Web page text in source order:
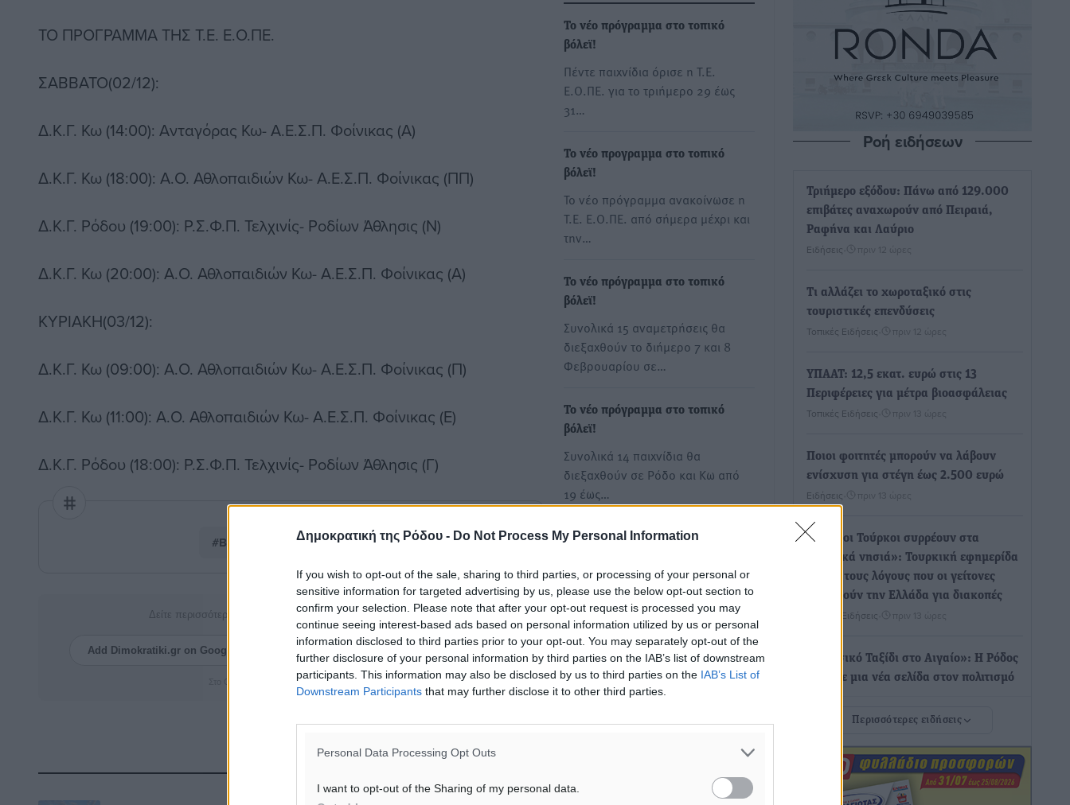
Δημοκρατική της Ρόδου - Do Not Process My Personal Information
If you wish to opt-out of the sale, sharing to third parties, or processing of your personal or
sensitive information for targeted advertising by us, please use the below opt-out section to
confirm your selection. Please note that after your opt-out request is processed you may
continue seeing interest-based ads based on personal information utilized by us or personal
information disclosed to third parties prior to your opt-out. You may separately opt-out of the
further disclosure of your personal information by third parties on the IAB’s list of downstream
participants. This information may also be disclosed by us to third parties on the IAB’s List of
Downstream Participants that may further disclose it to other third parties.
Personal Data Processing Opt Outs
I want to opt-out of the Sharing of my personal data.
ΤΟ ΠΡΟΓΡΑΜΜΑ ΤΗΣ Τ.Ε. Ε.Ο.ΠΕ.
ΣΑΒΒΑΤΟ(02/12):
Δ.Κ.Γ. Κω (14:00): Ανταγόρας Κω- Α.Ε.Σ.Π. Φοίνικας (Α)
Δ.Κ.Γ. Κω (18:00): Α.Ο. Αθλοπαιδιών Κω- Α.Ε.Σ.Π. Φοίνικας (ΠΠ)
Δ.Κ.Γ. Ρόδου (19:00): Ρ.Σ.Φ.Π. Τελχινίς- Ροδίων Άθλησις (Ν)
Δ.Κ.Γ. Κω (20:00): Α.Ο. Αθλοπαιδιών Κω- Α.Ε.Σ.Π. Φοίνικας (Α)
ΚΥΡΙΑΚΗ(03/12):
Δ.Κ.Γ. Κω (09:00): Α.Ο. Αθλοπαιδιών Κω- Α.Ε.Σ.Π. Φοίνικας (Π)
Δ.Κ.Γ. Κω (11:00): Α.Ο. Αθλοπαιδιών Κω- Α.Ε.Σ.Π. Φοίνικας (Ε)
Δ.Κ.Γ. Ρόδου (18:00): Ρ.Σ.Φ.Π. Τελχινίς- Ροδίων Άθλησις (Γ)
#Βόλεϊ #Ρόδος #Κως
Δείτε περισσότερα άρθρα μας στα αποτελέσματα αναζήτησης
Add Dimokratiki.gr on Google ↗ Ακολουθήστε μας στο Google News ★ ↗
Στο Google News πατήστε ★ Ακολουθήστε
Το νέο πρόγραμμα στο τοπικό
βόλεϊ!
Πέντε παιχνίδια όρισε η Τ.Ε.
Ε.Ο.ΠΕ. για το τριήμερο 29 έως
31…
Το νέο προγραμμα στο τοπικό
βόλεϊ!
Το νέο πρόγραμμα ανακοίνωσε η
Τ.Ε. Ε.Ο.ΠΕ. από σήμερα μέχρι και
την…
Το νέο πρόγραμμα στο τοπικό
βόλεϊ!
Συνολικά 15 αναμετρήσεις θα
διεξαχθούν το διήμερο 7 και 8
Φεβρουαρίου σε…
Το νέο πρόγραμμα στο τοπικό
βόλεϊ!
Συνολικά 14 παιχνίδια θα
διεξαχθούν σε Ρόδο και Κω από
19 έως…
Ροή ειδήσεων
Τριήμερο εξόδου: Πάνω από 129.000
επιβάτες αναχωρούν από Πειραιά,
Ραφήνα και Λαύριο
Ειδήσεις πριν 12 ώρες
Τι αλλάζει το χωροταξικό στις
τουριστικές επενδύσεις
Τοπικές Ειδήσεις πριν 12 ώρες
ΥΠΑΑΤ: 12,5 εκατ. ευρώ στις 13
Περιφέρειες για μέτρα βιοασφάλειας
Τοπικές Ειδήσεις πριν 13 ώρες
Ποιοι φοιτητές μπορούν να λάβουν
ενίσχυση για στέγη έως 2.500 ευρώ
Ειδήσεις πριν 13 ώρες
«Γιατί οι Τούρκοι συρρέουν στα
ελληνικά νησιά»: Τουρκική εφημερίδα
εξηγεί τους λόγους που οι γείτονες
προτιμούν την Ελλάδα για διακοπές
Τοπικές Ειδήσεις πριν 13 ώρες
«Μουσικό Ταξίδι στο Αιγαίο»: Η Ρόδος
έγραψε μια νέα σελίδα στον πολιτισμό
Νοσοκομείου Ρόδου και αντιμετώπιση
των ελλείψεων προσωπικού
ανακοίνωσε ο Άδωνις Γεωργιάδης
Περισσότερες ειδήσεις